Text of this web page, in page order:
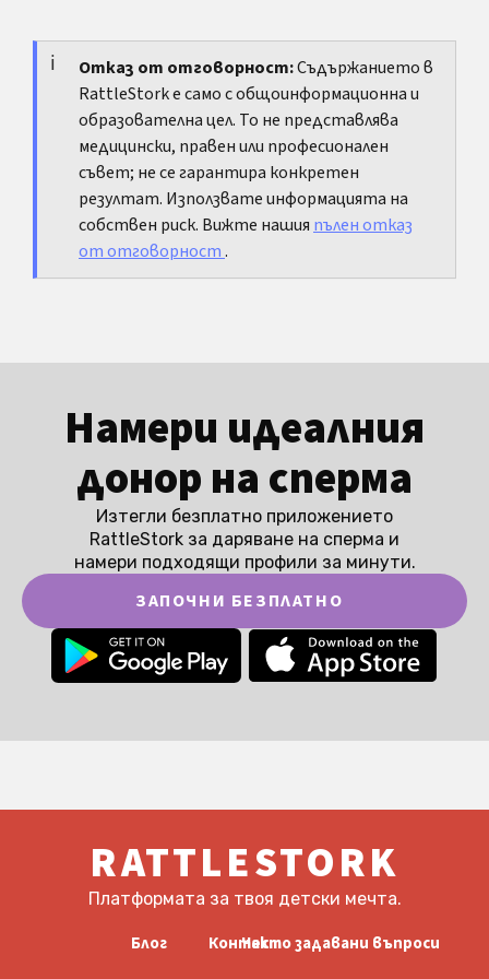
е правилното решение.
ясен маршрут, записан час и носене близо до
тялото. По-малко импровизация и по-малко
допълнителни вещи обикновено помагат
повече от нови трикове.
Отказ от отговорност:Съдържанието в
RattleStork е само с общоинформационна и
образователна цел. То не представлява
медицински, правен или професионален
съвет; не се гарантира конкретен
резултат. Използвате информацията на
собствен риск. Вижте нашияпълен отказ
от отговорност.
Намери идеалния
донор на сперма
Изтегли безплатно приложението
RattleStork за даряване на сперма и
намери подходящи профили за минути.
ЗАПОЧНИ БЕЗПЛАТНО
RATTLESTORK
Платформата за твоя детски мечта.
Блог Контакт
Често задавани въпроси